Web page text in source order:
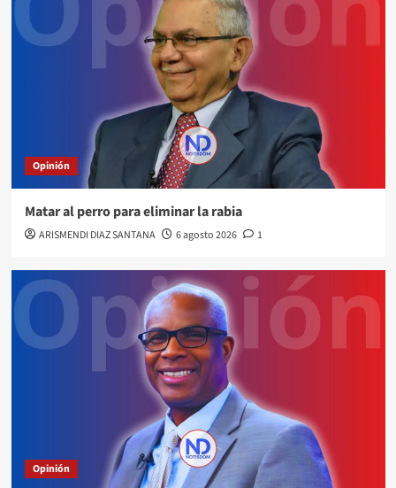
Opinión
Matar al perro para eliminar la rabia
ARISMENDI DIAZ SANTANA 6 agosto 2026 1
Opinión